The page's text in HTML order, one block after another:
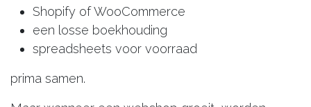
Shopify of WooCommerce
een losse boekhouding
spreadsheets voor voorraad
prima samen.